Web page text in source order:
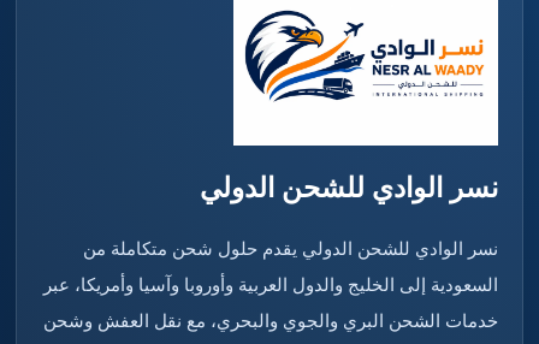
نسر الوادي للشحن الدولي
نسر الوادي للشحن الدولي يقدم حلول شحن متكاملة من
السعودية إلى الخليج والدول العربية وأوروبا وآسيا وأمريكا، عبر
خدمات الشحن البري والجوي والبحري، مع نقل العفش وشحن